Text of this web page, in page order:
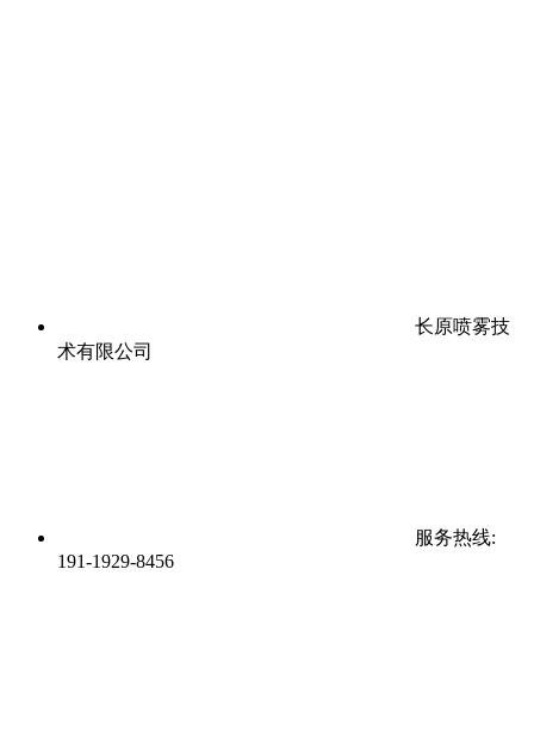
长原喷雾技
术有限公司
服务热线:
191-1929-8456